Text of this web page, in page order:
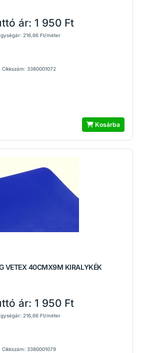
ár: 1 950 Ft
216,66 Ft/méter
Cikkszám: 3380001072
Kosárba
VETEX 40CMX9M KIRALYKÉK
ár: 1 950 Ft
216,66 Ft/méter
Cikkszám: 3380001079